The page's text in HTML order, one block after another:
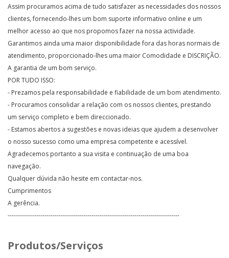
Assim procuramos acima de tudo satisfazer as necessidades dos nossos
clientes, fornecendo-lhes um bom suporte informativo online e um
melhor acesso ao que nos propomos fazer na nossa actividade.
Garantimos ainda uma maior disponibilidade fora das horas normais de
atendimento, proporcionado-lhes uma maior Comodidade e DISCRIÇÃO.
A garantia de um bom serviço.
POR TUDO ISSO:
- Prezamos pela responsabilidade e fiabilidade de um bom atendimento.
- Procuramos consolidar a relação com os nossos clientes, prestando
um serviço completo e bem direccionado.
- Estamos abertos a sugestões e novas ideias que ajudem a desenvolver
o nosso sucesso como uma empresa competente e acessível.
Agradecemos portanto a sua visita e continuação de uma boa
navegação.
Qualquer dúvida não hesite em contactar-nos.
Cumprimentos
A gerência.
------------------------------------------------------------------------------------
Produtos/Serviços